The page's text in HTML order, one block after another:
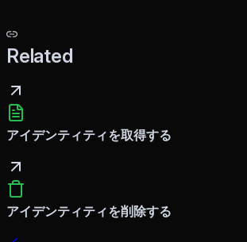
Related
アイデンティティを取得する
アイデンティティを削除する